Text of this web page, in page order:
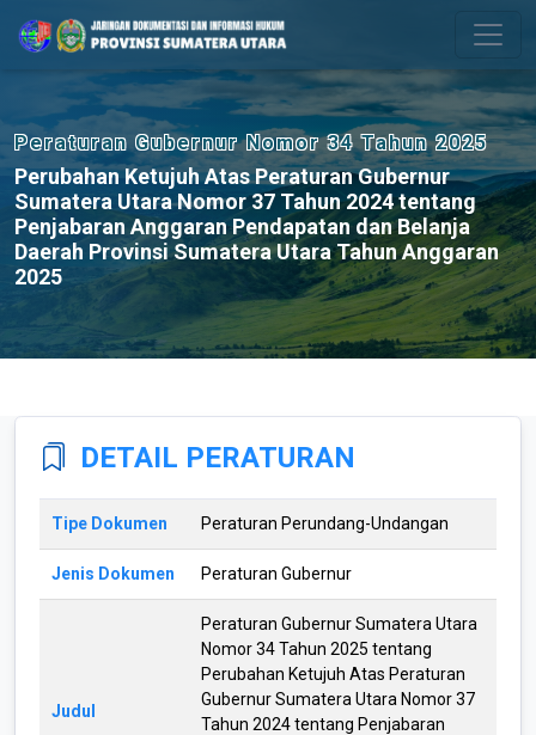
Please
note:
website
includes
an
accessibility
system.
Peraturan Gubernur Nomor 34 Tahun 2025
Perubahan Ketujuh Atas Peraturan Gubernur
Sumatera Utara Nomor 37 Tahun 2024 tentang
Penjabaran Anggaran Pendapatan dan Belanja
Daerah Provinsi Sumatera Utara Tahun Anggaran
2025
DETAIL PERATURAN
Tipe Dokumen Peraturan Perundang-Undangan
Jenis Dokumen Peraturan Gubernur
Judul
Peraturan Gubernur Sumatera Utara
Nomor 34 Tahun 2025 tentang
Perubahan Ketujuh Atas Peraturan
Gubernur Sumatera Utara Nomor 37
Tahun 2024 tentang Penjabaran